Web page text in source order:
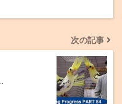
次の記事